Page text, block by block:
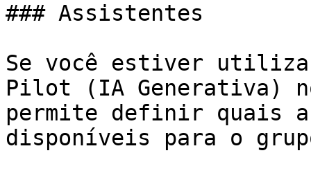
### Assistentes
Se você estiver
Pilot (IA Generativa) no
permite definir quais
disponíveis para o